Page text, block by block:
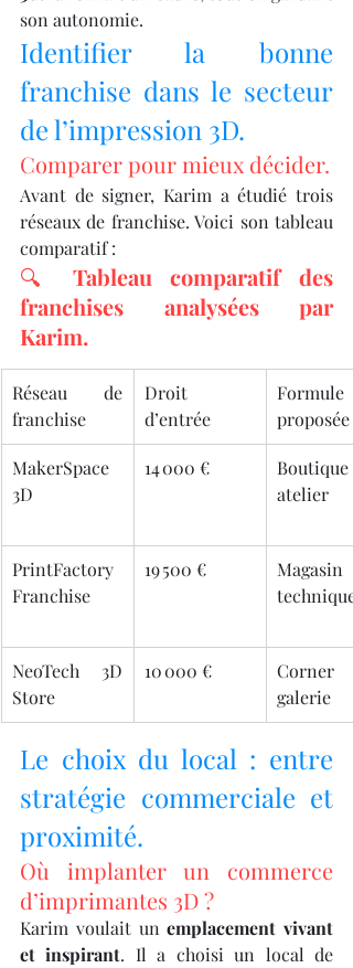
son autonomie.
Identifier la bonne
franchise dans le secteur
de l’impression 3D.
Comparer pour mieux décider.
Avant de signer, Karim a étudié trois
réseaux de franchise. Voici son tableau
comparatif :
🔍 Tableau comparatif des
franchises analysées par
Karim.
Réseau de
franchise
Droit
d’entrée
Formule
proposée
MakerSpace
3D
14 000 €
atelier
PrintFactory
Franchise
19 500 €
Magasin
technique
NeoTech 3D
Store
10 000 €
Corner
galerie
Le choix du local : entre
stratégie commerciale et
proximité.
Où implanter un commerce
d’imprimantes 3D ?
Karim voulait un emplacement vivant
et inspirant. Il a choisi un local de